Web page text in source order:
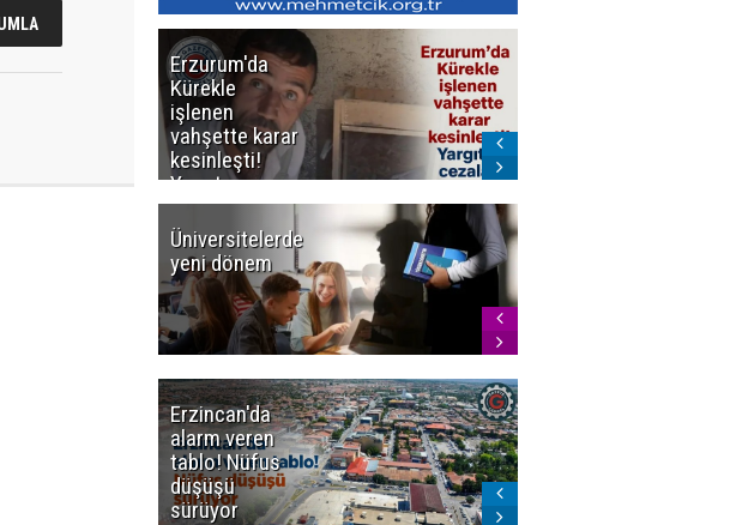
Erzurum'da
Kürekle
işlenen
vahşette karar
kesinleşti!
Yargıtay
cezaları onadı
Üniversitelerde
yeni dönem
Erzincan'da
alarm veren
tablo! Nüfus
düşüşü
sürüyor